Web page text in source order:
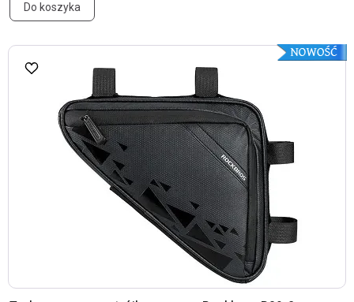
Do koszyka